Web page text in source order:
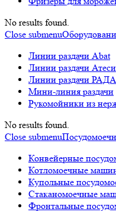
No results found.
Close submenu
Линии раздачи Abat
Линии раздачи Атеси
Линии раздачи РАДА
Мини-линия раздачи
Рукомойники из
No results found.
Close submenu
Конвейерные
Котломоечные
Купольные
Стаканомоечные
Фронтальные